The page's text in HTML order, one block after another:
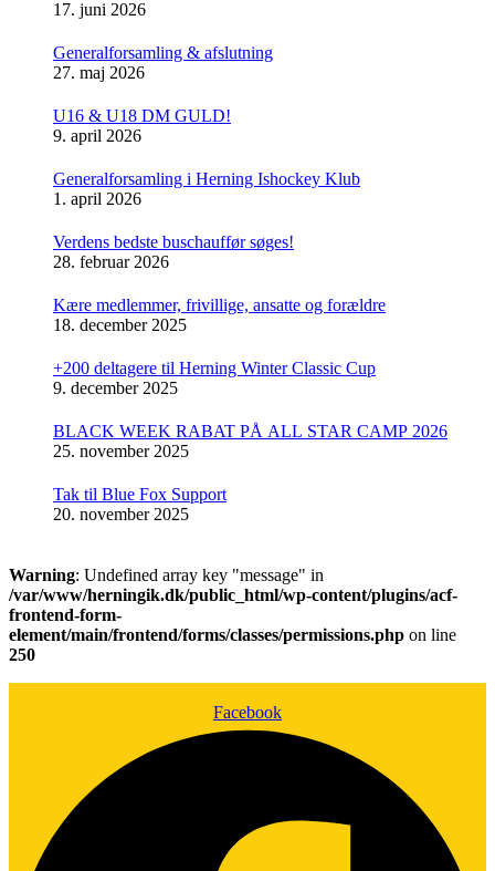
17. juni 2026
Generalforsamling & afslutning
27. maj 2026
U16 & U18 DM GULD!
9. april 2026
Generalforsamling i Herning Ishockey Klub
1. april 2026
Verdens bedste buschauffør søges!
28. februar 2026
Kære medlemmer, frivillige, ansatte og forældre
18. december 2025
+200 deltagere til Herning Winter Classic Cup
9. december 2025
BLACK WEEK RABAT PÅ ALL STAR CAMP 2026
25. november 2025
Tak til Blue Fox Support
20. november 2025
Warning: Undefined array key "message" in
/var/www/herningik.dk/public_html/wp-content/plugins/acf-
frontend-form-
element/main/frontend/forms/classes/permissions.php on line
250
Facebook